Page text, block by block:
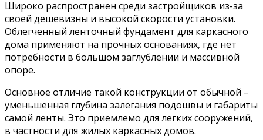
Широко распространен среди застройщиков из-за
своей дешевизны и высокой скорости установки.
Облегченный ленточный фундамент для каркасного
дома применяют на прочных основаниях, где нет
потребности в большом заглублении и массивной
опоре.
Основное отличие такой конструкции от обычной –
уменьшенная глубина залегания подошвы и габариты
самой ленты. Это приемлемо для легких сооружений,
в частности для жилых каркасных домов.